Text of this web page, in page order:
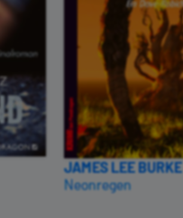
JAMES LEE BURKE
Neonregen